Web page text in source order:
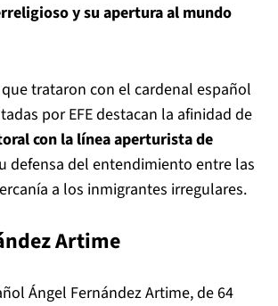
y su apertura al mundo
trataron con el cardenal español
por EFE destacan la afinidad de
con la línea aperturista de
defensa del entendimiento entre las
a los inmigrantes irregulares.
Artime
Ángel Fernández Artime, de 64